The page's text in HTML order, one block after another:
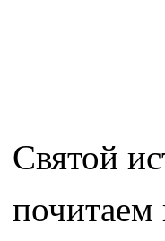
Святой
почитаем